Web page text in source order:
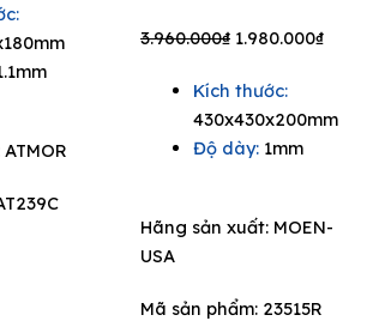
2.359.500₫.
ATMOR
3.960.000₫ Original
was:
3.960.000₫.
1.980.000₫
Kích thước:
430x430x200mm
Độ dày:1mm
Hãng sản xuất: MOEN-
USA
Mã sản phẩm: 23515R